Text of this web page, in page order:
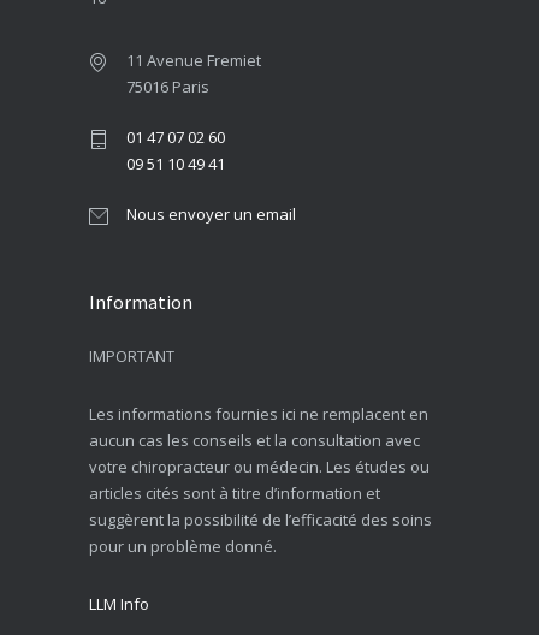
11 Avenue Fremiet
75016 Paris
01 47 07 02 60
09 51 10 49 41
Nous envoyer un email
Information
IMPORTANT
Les informations fournies ici ne remplacent en
aucun cas les conseils et la consultation avec
votre chiropracteur ou médecin. Les études ou
articles cités sont à titre d’information et
suggèrent la possibilité de l’efficacité des soins
pour un problème donné.
LLM Info